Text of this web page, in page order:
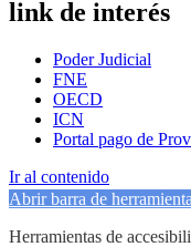
link de interés
Poder Judicial
FNE
OECD
ICN
Portal pago de
Ir al contenido
Abrir barra de
Herramientas de